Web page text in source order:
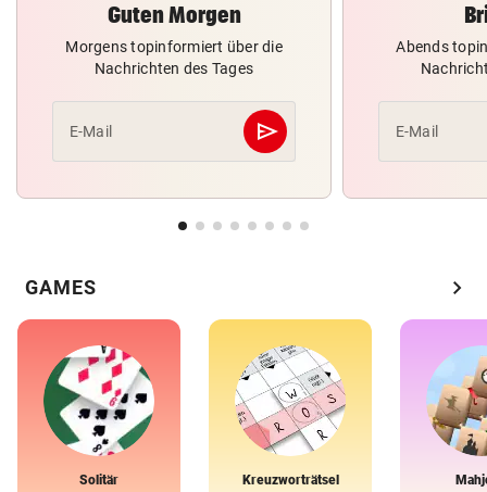
Guten Morgen
Morgens topinformiert über die
Nachrichten des Tages
E-Mail send
Abschicken
Abends
E-Mail
GAMES chevron_right
Solitär Kreuzworträtsel